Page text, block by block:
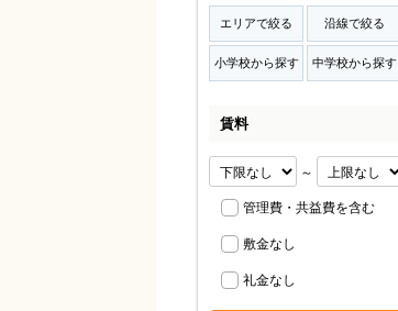
エリアで絞る 沿線で絞る
小学校から探す 中学校から探す
賃料
～
管理費・共益費を含む
敷金なし
礼金なし